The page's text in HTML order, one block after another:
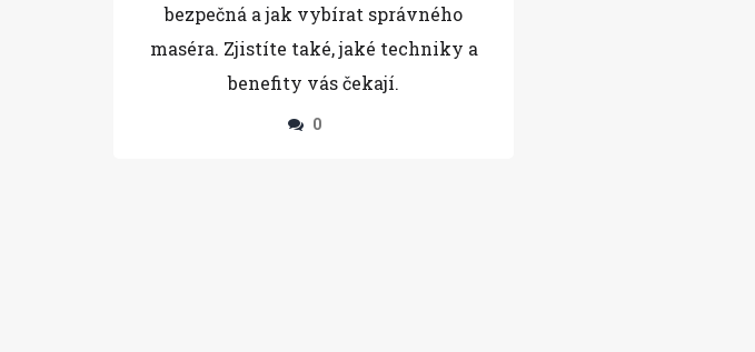
bezpečná a jak vybírat správného
maséra. Zjistíte také, jaké techniky a
benefity vás čekají.
0